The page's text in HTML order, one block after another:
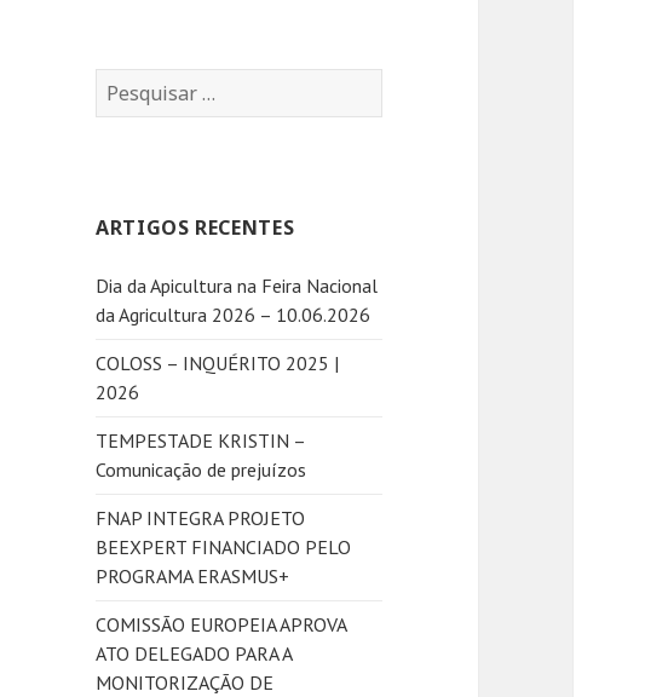
P
e
i
a
r
o
r
:
ARTIGOS RECENTES
Dia da Apicultura na Feira Nacional
da Agricultura 2026 – 10.06.2026
COLOSS – INQUÉRITO 2025 |
2026
TEMPESTADE KRISTIN –
Comunicação de prejuízos
FNAP INTEGRA PROJETO
BEEXPERT FINANCIADO PELO
PROGRAMA ERASMUS+
COMISSÃO EUROPEIA APROVA
ATO DELEGADO PARA A
MONITORIZAÇÃO DE